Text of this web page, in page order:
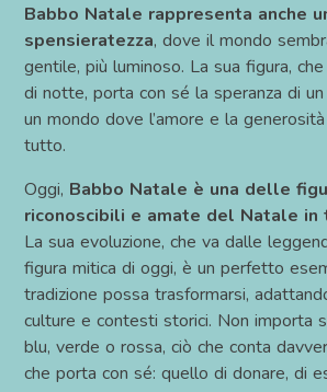
Babbo Natale rappresenta anche
spensieratezza, dove il mondo
gentile, più luminoso. La sua figura,
di notte, porta con sé la speranza di
un mondo dove l’amore e la
tutto.
Oggi, Babbo Natale è una delle
riconoscibili e amate del Natale
La sua evoluzione, che va dalle
figura mitica di oggi, è un perfetto
tradizione possa trasformarsi,
culture e contesti storici. Non importa
blu, verde o rossa, ciò che conta
che porta con sé: quello di donare, di